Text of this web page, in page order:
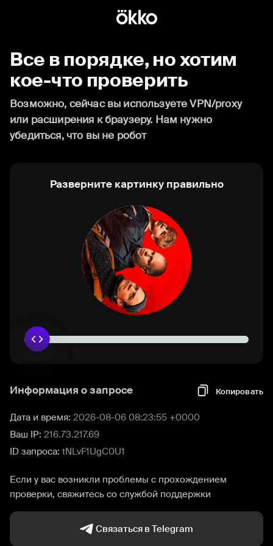
Все в порядке, но хотим
кое-что проверить
Возможно, сейчас вы используете VPN/proxy
или расширения к браузеру. Нам нужно
убедиться, что вы не робот
Разверните картинку правильно
Информация о запросе Копировать
Дата и время: 2026-08-06 08:23:55 +0000
Ваш IP: 216.73.217.69
ID запроса: tNLvF1UgC0U1
Если у вас возникли проблемы с прохождением
проверки, свяжитесь со службой поддержки
Связаться в Telegram